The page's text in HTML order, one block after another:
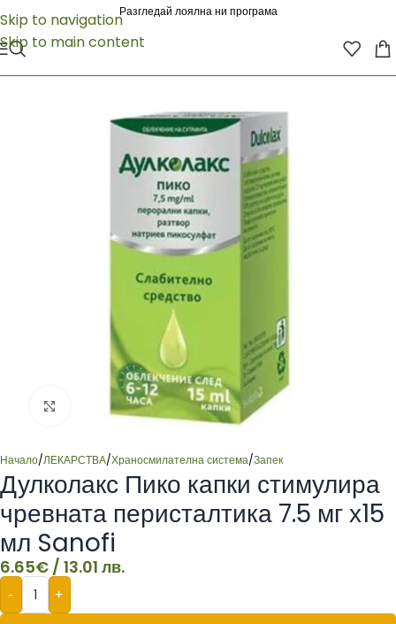
Skip to navigation
Skip to main content
Разгледай лоялна ни програма
Click to enlarge
Начало/ЛЕКАРСТВА/Храносмилателна система/Запек
Дулколакс Пико капки стимулира
чревната перисталтика 7.5 мг х15
мл Sanofi
6.65€ / 13.01 лв.
- +